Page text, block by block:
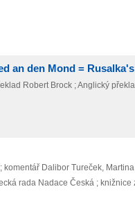
an den Mond =
Robert Brock ; Anglický
Dalibor Tureček,
rada Nadace Česká ;